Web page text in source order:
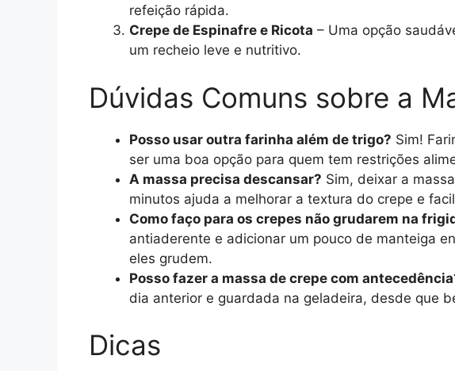
refeição rápida.
Crepe de Espinafre e Ricota – Uma opção
um recheio leve e nutritivo.
Dúvidas Comuns sobre a
Posso usar outra farinha além de trigo? Sim!
ser uma boa opção para quem tem restrições
A massa precisa descansar? Sim, deixar a
minutos ajuda a melhorar a textura do crepe e
Como faço para os crepes não grudarem na
antiaderente e adicionar um pouco de manteiga
eles grudem.
Posso fazer a massa de crepe com
dia anterior e guardada na geladeira, desde que
Dicas